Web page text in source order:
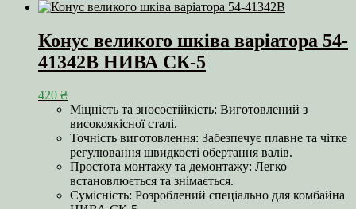
Конус великого шківа варіатора 54-
41342В НИВА СК-5
420 ₴
Міцність та зносостійкість: Виготовлений з
високоякісної сталі.
Точність виготовлення: Забезпечує плавне та чітке
регулювання швидкості обертання валів.
Простота монтажу та демонтажу: Легко
встановлюється та знімається.
Сумісність: Розроблений спеціально для комбайна